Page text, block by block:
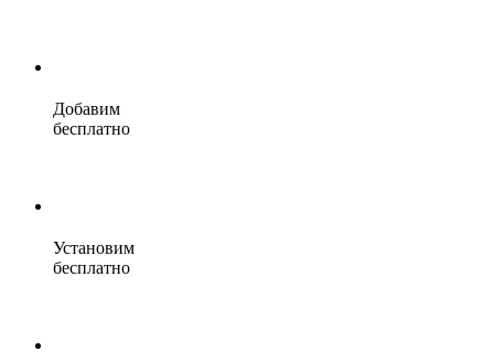
Добавим
бесплатно
Установим
бесплатно